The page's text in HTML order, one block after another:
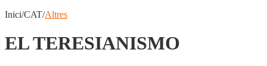
Inici/CAT/Altres
EL TERESIANISMO